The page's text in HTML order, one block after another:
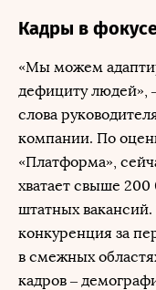
Кадры в
«Мы можем
дефициту людей»,
слова
компании. По
«Платформа»,
хватает свыше
штатных вакансий.
конкуренция за
в смежных
кадров –